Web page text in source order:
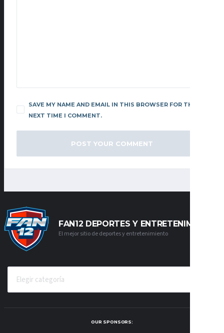
SAVE MY NAME AND EMAIL IN THIS BROWSER FOR THE
NEXT TIME I COMMENT.
FAN12 DEPORTES Y ENTRETENIMIENTO
El mejor sitio de deportes y entretenimiento
OUR SPONSORS: